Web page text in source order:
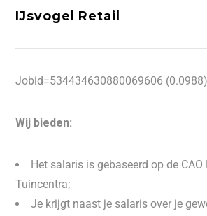
IJsvogel Retail
Jobid=534434630880069606 (0.0988)
Wij bieden:
Het salaris is gebaseerd op de
Tuincentra;
Je krijgt naast je salaris over je